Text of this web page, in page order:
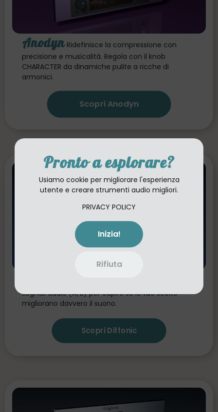
Pronto a esplorare?
Usiamo cookie per migliorare l'esperienza
utente e creare strumenti audio migliori.
PRIVACY POLICY
Inizia!
Rifiuta
Anodyn Ridefinisce la compressione con
precisione e musicalità. Regola con il knob
CHARACTER da dinamiche pulite a ricche di
armonici.
Scopri Anodyn
segnali audio (A/B) per capire se le tue scelte
migliorano davvero il suono.
Scopri Diffonic